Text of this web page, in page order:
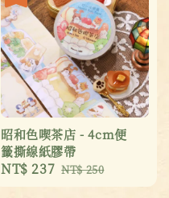
昭和色喫茶店 - 4cm便
籤撕線紙膠帶
Sale
price
NT$ 237 Regular
NT$ 250